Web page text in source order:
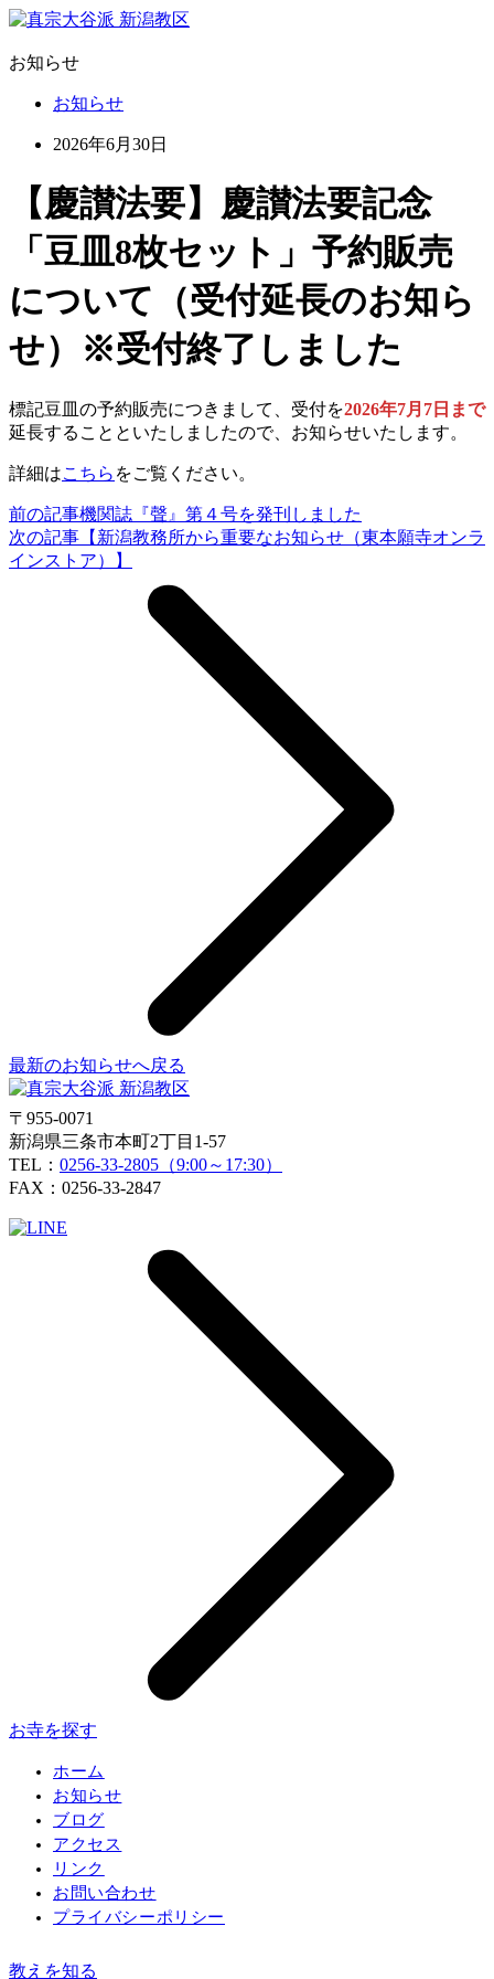
お知らせ
お知らせ
2026年6月30日
【慶讃法要】慶讃法要記念
「豆皿8枚セット」予約販売
について（受付延長のお知ら
せ）※受付終了しました
標記豆皿の予約販売につきまして、受付を2026年7月7日まで
延長することといたしましたので、お知らせいたします。
詳細はこちら をご覧ください。
前の記事機関誌『聲』第４号を発刊しました
次の記事 【新潟教務所から重要なお知らせ（東本願寺オンラ
インストア）】
最新のお知らせへ戻る
〒955-0071
新潟県三条市本町2丁目1-57
TEL： 0256-33-2805（9:00～17:30）
FAX：0256-33-2847
お寺を探す
ホーム
お知らせ
ブログ
アクセス
リンク
お問い合わせ
プライバシーポリシー
教えを知る